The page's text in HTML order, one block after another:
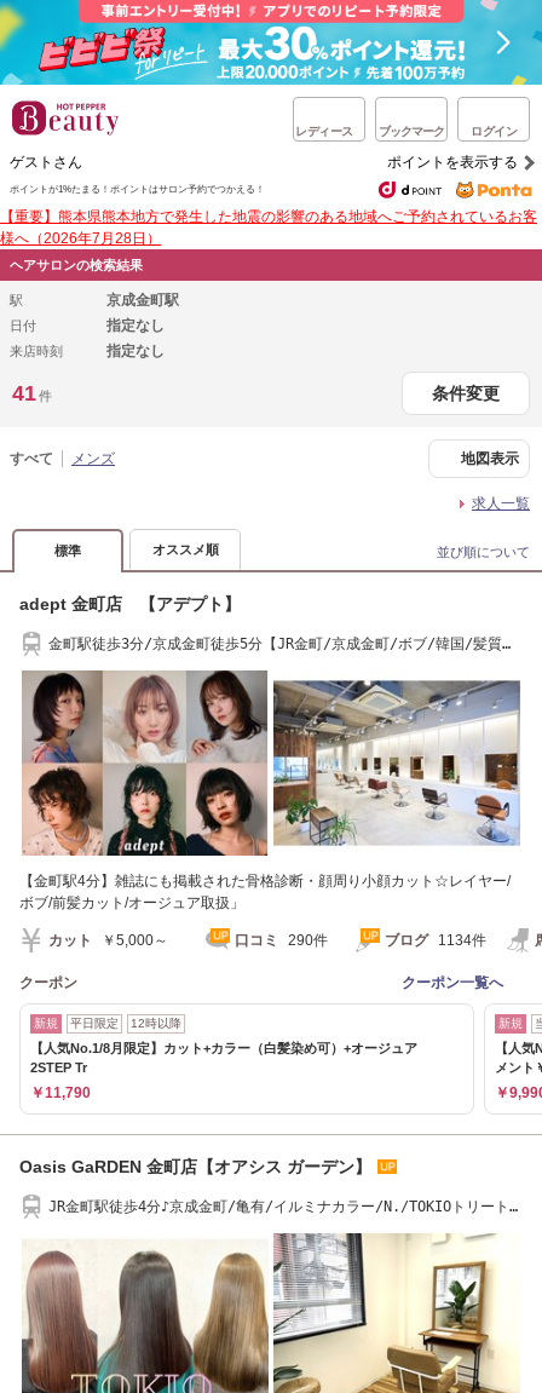
レディース ブックマーク ログイン
ゲストさん ポイントを表示する
ポイントが1%たまる！ ポイントはサロン予約でつかえる！
【重要】熊本県熊本地方で発生した地震の影響のある地域へご予約されているお客
様へ（2026年7月28日）
ヘアサロンの検索結果
駅 京成金町駅
日付 指定なし
来店時刻 指定なし
41件 条件変更
すべて メンズ 地図表示
求人一覧
標準 オススメ順 並び順について
adept 金町店 【アデプト】
金町駅徒歩3分/京成金町徒歩5分【JR金町/京成金町/ボブ/韓国/髪質改
【金町駅4分】雑誌にも掲載された骨格診断・顔周り小顔カット☆レイヤー/
ボブ/前髪カット/オージュア取扱」
カット ￥5,000～ 口コミ 290件 ブログ 1134件
クーポン クーポン一覧へ
新規 平日限定 12時以降
【人気No.1/8月限定】カット+カラー（白髪染め可）+オージュア
2STEP Tr
￥11,790
新規
【人
メント
￥
Oasis GaRDEN 金町店【オアシス ガーデン】
JR金町駅徒歩4分♪京成金町/亀有/イルミナカラー/N./TOKIOトリート